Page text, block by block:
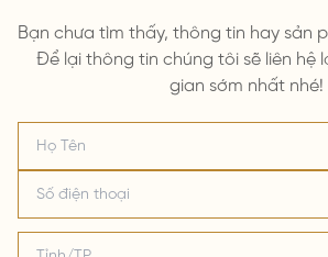
Bạn chưa tìm thấy, thông tin hay sản
Để lại thông tin chúng tôi sẽ liên hệ
gian sớm nhất nhé!